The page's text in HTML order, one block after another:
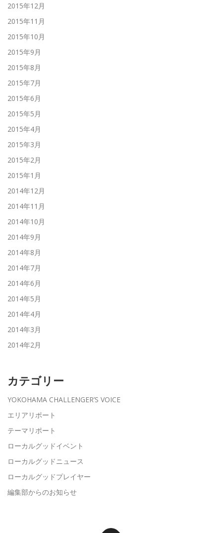
2015年12月
2015年11月
2015年10月
2015年9月
2015年8月
2015年7月
2015年6月
2015年5月
2015年4月
2015年3月
2015年2月
2015年1月
2014年12月
2014年11月
2014年10月
2014年9月
2014年8月
2014年7月
2014年6月
2014年5月
2014年4月
2014年3月
2014年2月
カテゴリー
YOKOHAMA CHALLENGER’S VOICE
エリアリポート
テーマリポート
ローカルグッドイベント
ローカルグッドニュース
ローカルグッドプレイヤー
編集部からのお知らせ